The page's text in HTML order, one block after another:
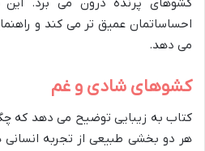
احساساتمان عمیق تر می کند و
می دهد.
کشوهای شادی و غم
کتاب به زیبایی توضیح می دهد که
هر دو بخشی طبیعی از تجربه